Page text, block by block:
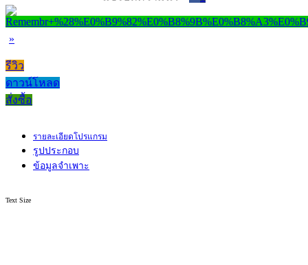
»
รีวิว
ดาวน์โหลด
สั่งซื้อ
รายละเอียดโปรแกรม
รูปประกอบ
ข้อมูลจำเพาะ
Text Size